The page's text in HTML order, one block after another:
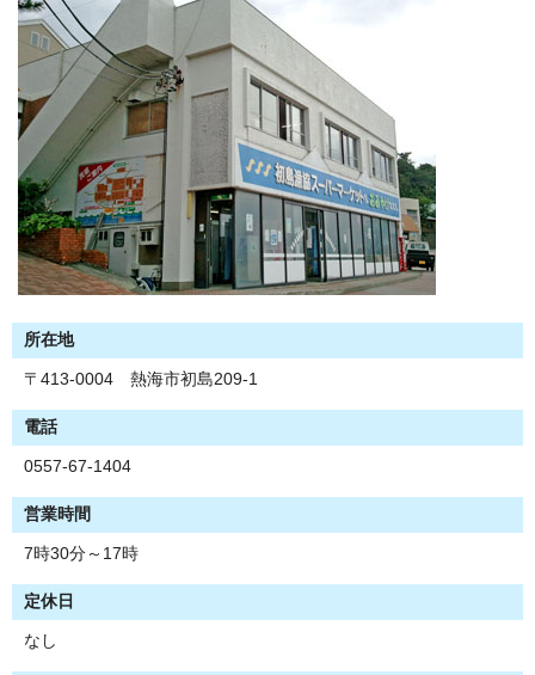
所在地
〒413-0004 熱海市初島209-1
電話
0557-67-1404
営業時間
7時30分～17時
定休日
なし